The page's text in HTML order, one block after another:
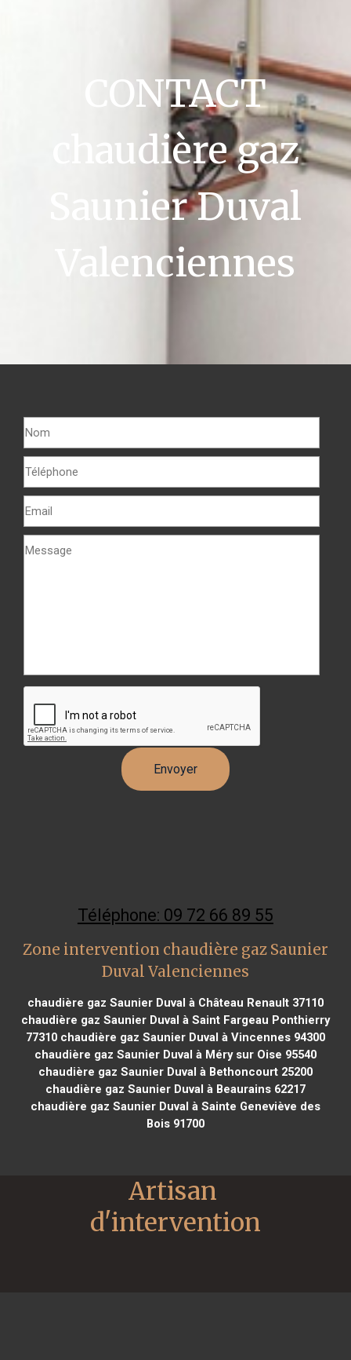
CONTACT
chaudière gaz
Saunier Duval
Valenciennes
Téléphone: 09 72 66 89 55
Zone intervention chaudière gaz Saunier
Duval Valenciennes
chaudière gaz Saunier Duval à Château Renault 37110
chaudière gaz Saunier Duval à Saint Fargeau Ponthierry
77310chaudière gaz Saunier Duval à Vincennes 94300
chaudière gaz Saunier Duval à Méry sur Oise 95540
chaudière gaz Saunier Duval à Bethoncourt 25200
chaudière gaz Saunier Duval à Beaurains 62217
chaudière gaz Saunier Duval à Sainte Geneviève des
Bois 91700
Artisan
d'intervention